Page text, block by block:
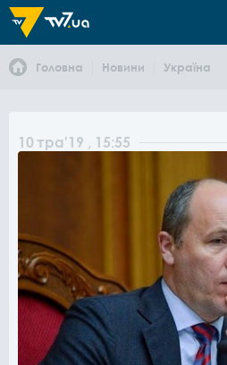
Головна Новини Україна
10 тра'19 , 15:55